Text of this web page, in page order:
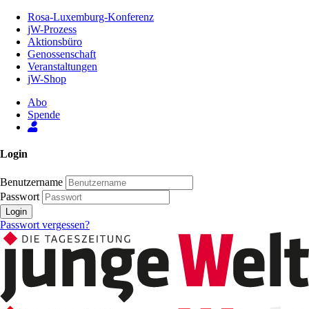
Inhalt
Seite
Rosa-Luxemburg-Konferenz
jW-Prozess
Aktionsbüro
Genossenschaft
Veranstaltungen
jW-Shop
Abo
Spende
Login
Benutzername
Passwort
Login
Passwort vergessen?